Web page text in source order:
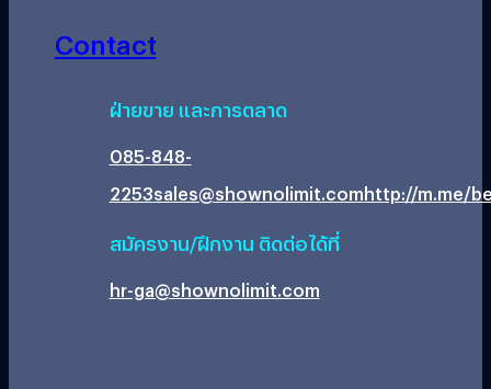
Contact
ฝ่ายขาย และการตลาด
085-848-
2253sales@shownolimit.comhttp://m.me/
สมัครงาน/ฝึกงาน ติดต่อได้ที่
hr-ga@shownolimit.com